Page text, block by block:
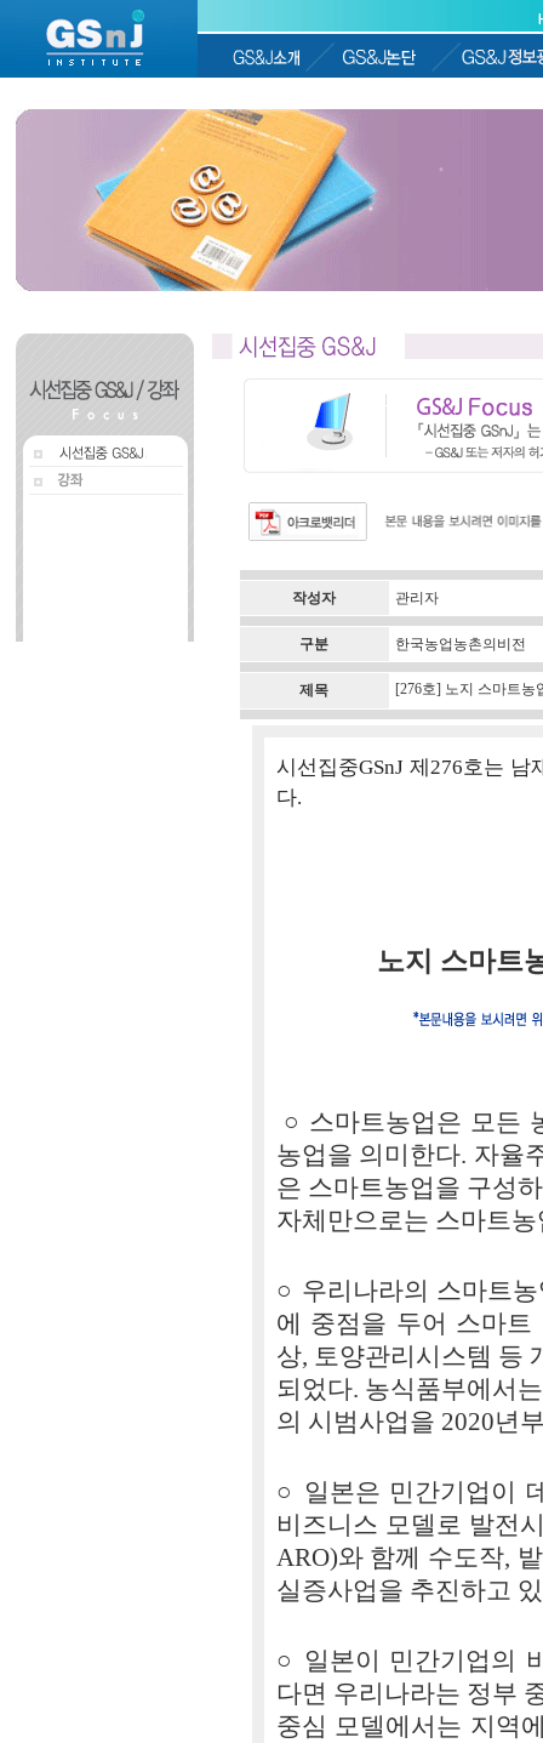
작성자 관리자
구분 한국농업농촌의비전
제목 [276호] 노지 스마트
시선집중GSnJ 제276호는
다.
노지 스마트
○ 스마트농업은 모든
농업을 의미한다. 자율
은 스마트농업을 구성
자체만으로는 스마트
○ 우리나라의 스마트
에 중점을 두어 스마트
상, 토양관리시스템 등
되었다. 농식품부에서
의 시범사업을 2020년
○ 일본은 민간기업이
비즈니스 모델로 발전
ARO)와 함께 수도작,
실증사업을 추진하고
○ 일본이 민간기업의
다면 우리나라는 정부
중심 모델에서는 지역